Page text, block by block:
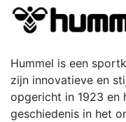
Hummel is een
zijn innovatieve en
opgericht in 1923 en
geschiedenis in het